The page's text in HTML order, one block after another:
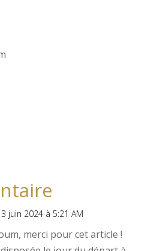
juin 2024 à 5:21 AM
merci pour cet article !